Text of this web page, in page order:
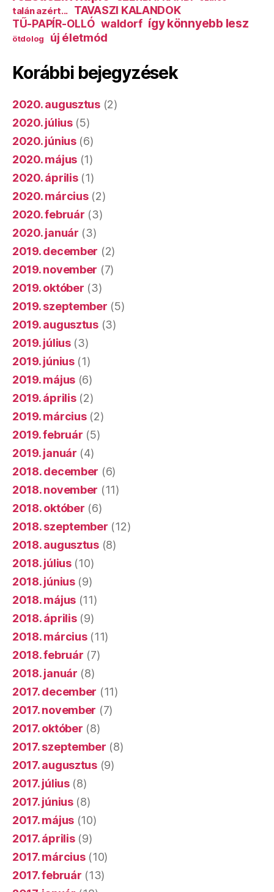
2020. július(5)
2020. június(6)
2020. április
(1)
2020. február(3)
2020. január(3)
2019. december
2019. november
2019. október(3)
2019. szeptember
2019. augusztus(3)
2019. július(3)
2019. június(1)
2019. május(6)
2019. április(2)
2019. március(2)
2019. február(5)
2019. január(4)
2018. december
2018. november
2018. október(6)
2018. szeptember
2018. augusztus(8)
2018. július(10)
2018. június(9)
2018. május(11)
2018. április(9)
2018. március(11)
2018. február(7)
2018. január(8)
2017. december
2017. november(7)
2017. október(8)
2017. szeptember(8)
2017. augusztus (9)
2017. július(8)
2017. június(8)
2017. május(10)
2017. április(9)
2017. március(10)
2017. február(13)
2017. január(18)
2016. december
2016. november
2016. október(17)
2016. szeptember
2016. augusztus(11)